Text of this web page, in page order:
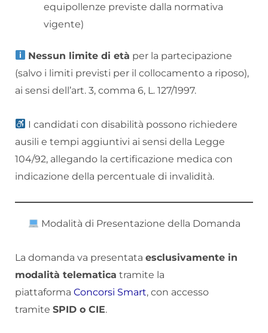
equipollenze previste dalla normativa
vigente)
Nessun limite di età per la partecipazione
(salvo i limiti previsti per il collocamento a riposo),
ai sensi dell’art. 3, comma 6, L. 127/1997.
I candidati con disabilità possono richiedere
ausili e tempi aggiuntivi ai sensi della Legge
104/92, allegando la certificazione medica con
indicazione della percentuale di invalidità.
Modalità di Presentazione della Domanda
La domanda va presentata esclusivamente in
modalità telematica tramite la
piattaforma Concorsi Smart, con accesso
tramite SPID o CIE.